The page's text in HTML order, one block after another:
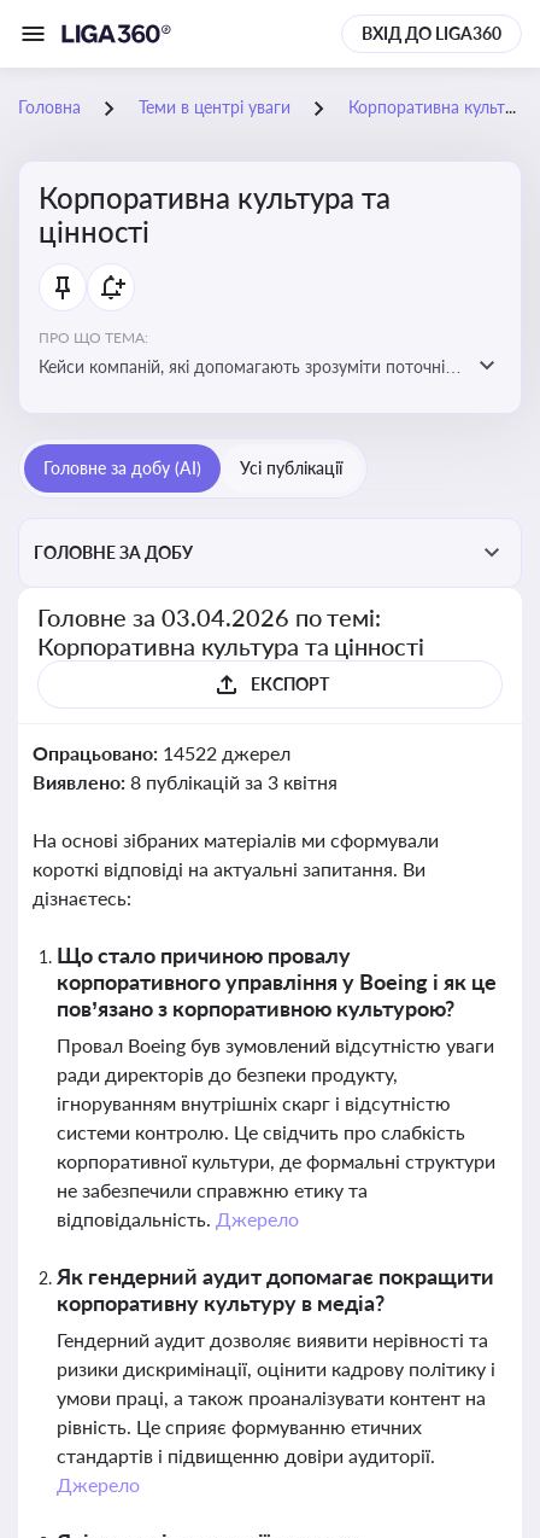
ВХІД ДО LIGA360
Головна Теми в центрі уваги Корпоративна культура та цінності
Корпоративна культура та
цінності
ПРО ЩО ТЕМА:
Кейси компаній, які допомагають зрозуміти поточні
бізнес-середовища
Головне за добу (AI) Усі публікації
ГОЛОВНЕ ЗА ДОБУ
Головне за 03.04.2026 по темі:
Корпоративна культура та цінності
ЕКСПОРТ
Опрацьовано: 14522 джерел
Виявлено: 8 публікацій за 3 квітня
На основі зібраних матеріалів ми сформували
короткі відповіді на актуальні запитання. Ви
дізнаєтесь:
Що стало причиною провалу
корпоративного управління у Boeing і як це
пов’язано з корпоративною культурою?
Провал Boeing був зумовлений відсутністю уваги
ради директорів до безпеки продукту,
ігноруванням внутрішніх скарг і відсутністю
системи контролю. Це свідчить про слабкість
корпоративної культури, де формальні структури
не забезпечили справжню етику та
відповідальність. Джерело
Як гендерний аудит допомагає покращити
корпоративну культуру в медіа?
Гендерний аудит дозволяє виявити нерівності та
ризики дискримінації, оцінити кадрову політику і
умови праці, а також проаналізувати контент на
рівність. Це сприяє формуванню етичних
стандартів і підвищенню довіри аудиторії.
Джерело